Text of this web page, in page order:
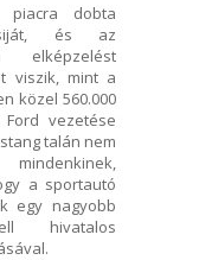
dobta
és az
elképzelést
viszik, mint a
közel 560.000
vezetése
talán nem
a sportautó
egy nagyobb
hivatalos